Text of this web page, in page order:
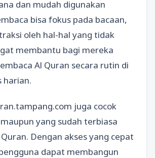
dan mudah digunakan
bisa fokus pada bacaan,
oleh hal-hal yang tidak
membantu bagi mereka
Al Quran secara rutin di
harian.
juga cocok
yang sudah terbiasa
Dengan akses yang cepat
dapat membangun